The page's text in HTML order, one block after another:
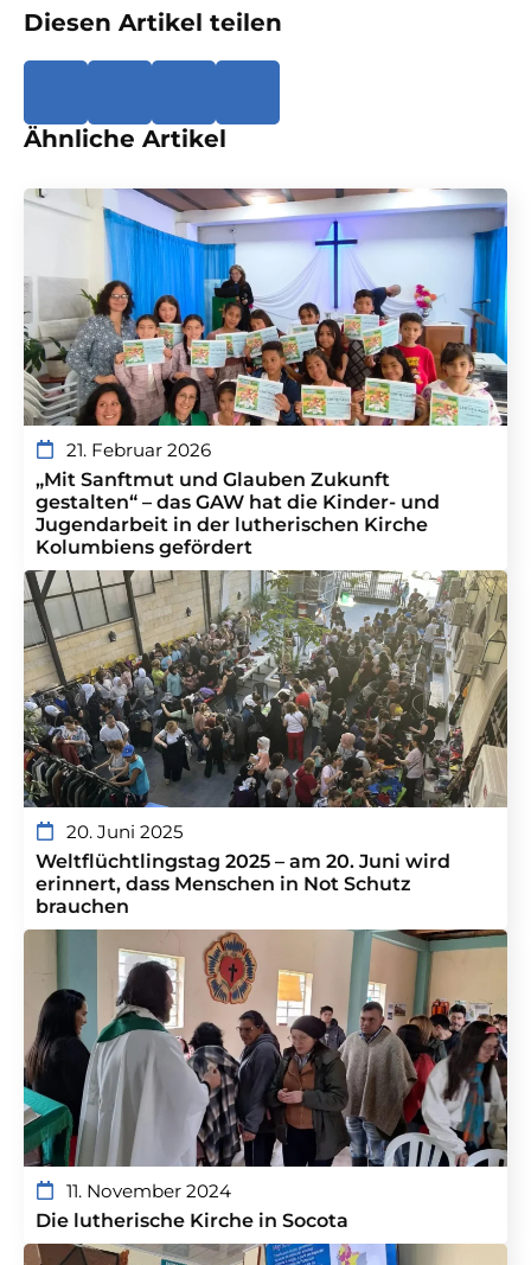
Diesen Artikel teilen
Ähnliche Artikel
21. Februar 2026
„Mit Sanftmut und Glauben Zukunft
gestalten“ – das GAW hat die Kinder- und
Jugendarbeit in der lutherischen Kirche
Kolumbiens gefördert
20. Juni 2025
Weltflüchtlingstag 2025 – am 20. Juni wird
erinnert, dass Menschen in Not Schutz
brauchen
11. November 2024
Die lutherische Kirche in Socota